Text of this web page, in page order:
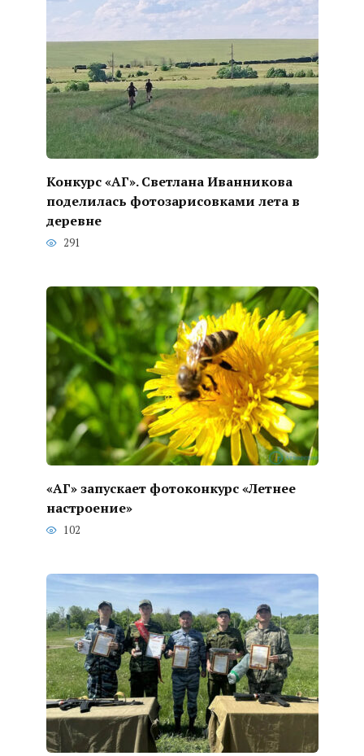
Конкурс «АГ». Светлана Иванникова
поделилась фотозарисовками лета в
деревне
291
«АГ» запускает фотоконкурс «Летнее
настроение»
102